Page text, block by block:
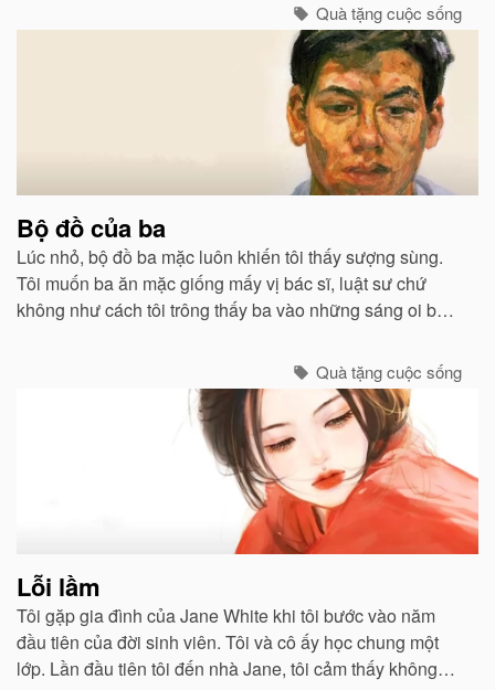
Quà tặng cuộc sống
Bộ đồ của ba
Lúc nhỏ, bộ đồ ba mặc luôn khiến tôi thấy sượng sùng.
Tôi muốn ba ăn mặc giống mấy vị bác sĩ, luật sư chứ
không như cách tôi trông thấy ba vào những sáng oi bức
Quà tặng cuộc sống
Lỗi lầm
Tôi gặp gia đình của Jane White khi tôi bước vào năm
đầu tiên của đời sinh viên. Tôi và cô ấy học chung một
lớp. Lần đầu tiên tôi đến nhà Jane, tôi cảm thấy không